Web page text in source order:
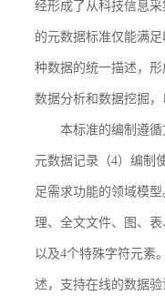
经形成了从科技信息
的元数据标准仅能满
种数据的统一描述，
数据分析和数据挖掘
本标准的编制遵
元数据记录（4）编制
足需求功能的领域模
理、全文文件、图、
以及4个特殊字符元素
述，支持在线的数据